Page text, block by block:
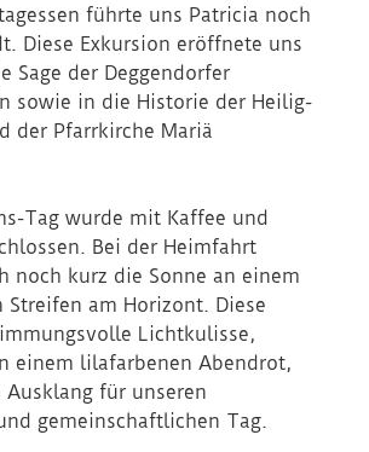
führte uns Patricia noch
Diese Exkursion eröffnete uns
Sage der Deggendorfer
sowie in die Historie der Heilig-
der Pfarrkirche Mariä
Tag wurde mit Kaffee und
Bei der Heimfahrt
noch kurz die Sonne an einem
Streifen am Horizont. Diese
Lichtkulisse,
einem lilafarbenen Abendrot,
für unseren
gemeinschaftlichen Tag.